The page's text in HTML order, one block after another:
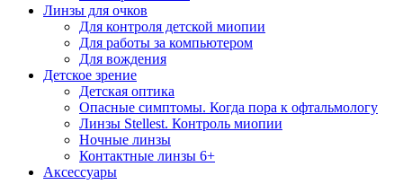
Линзы для очков
Для контроля детской миопии
Для работы за компьютером
Для вождения
Детское зрение
Детская оптика
Опасные симптомы. Когда пора к офтальмологу
Линзы Stellest. Контроль миопии
Ночные линзы
Контактные линзы 6+
Аксессуары